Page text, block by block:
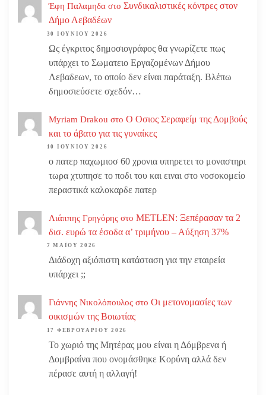
Έφη Παλαμηδα στο Συνδικαλιστικές κόντρες στον
Δήμο Λεβαδέων
30 ΙΟΥΝΊΟΥ 2026
Ως έγκριτος δημοσιογράφος θα γνωρίζετε πως
υπάρχει το Σωματειο Εργαζομένων Δήμου
Λεβαδεων, το οποίο δεν είναι παράταξη. Βλέπω
δημοσιεύσετε σχεδόν…
Myriam Drakou στο Ο Οσιος Σεραφείμ της Δομβούς
και το άβατο για τις γυναίκες
10 ΙΟΥΝΊΟΥ 2026
ο πατερ παχωμιοσ 60 χρονια υπηρετει το μοναστηρι
τωρα χτυπησε το ποδι του και ειναι στο νοσοκομείο
περαστικά καλοκαρδε πατερ
Λιάππης Γρηγόρης στο METLEN: Ξεπέρασαν τα 2
δισ. ευρώ τα έσοδα α’ τριμήνου – Αύξηση 37%
7 ΜΑΪ́ΟΥ 2026
Διάδοχη αξιόπιστη κατάσταση για την εταιρεία
υπάρχει ;;
Γιάννης Νικολόπουλος στο Οι μετονομασίες των
οικισμών της Βοιωτίας
17 ΦΕΒΡΟΥΑΡΊΟΥ 2026
Το χωριό της Μητέρας μου είναι η Δόμβρενα ή
Δομβραίνα που ονομάσθηκε Κορύνη αλλά δεν
πέρασε αυτή η αλλαγή!